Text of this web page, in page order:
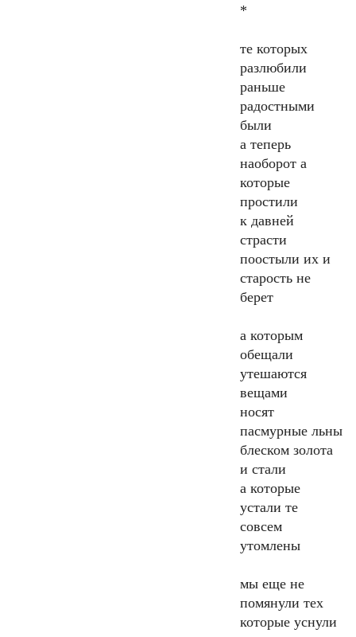
*
те которых
разлюбили
раньше
радостными
были
а теперь
наоборот а
которые
простили
к давней
страсти
поостыли их и
старость не
берет
а которым
обещали
утешаются
вещами
носят
пасмурные льны
блеском золота
и стали
а которые
устали те
совсем
утомлены
мы еще не
помянули тех
которые уснули